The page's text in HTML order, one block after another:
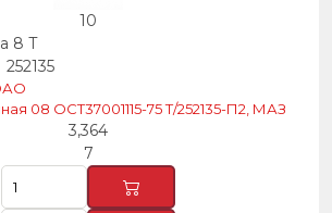
10
8 Т
252135
08 ОСТ37001115-75 Т/252135-П2, МАЗ
3,364
7